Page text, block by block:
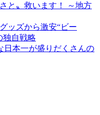
と〟救います！ ～地方
ッズから激安“ビー
独自戦略
日本一が盛りだくさんの